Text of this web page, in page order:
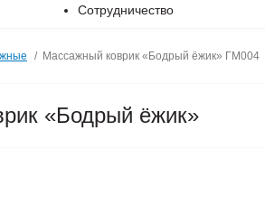
Сотрудничество
Массажный коврик «Бодрый ёжик» ГМ004
«Бодрый ёжик»